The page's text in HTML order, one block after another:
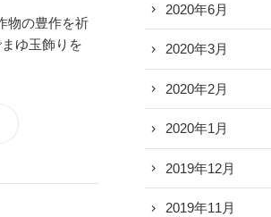
物の豊作を祈
ゆ玉飾りを
2020年6月
2020年3月
2020年2月
2020年1月
2019年12月
2019年11月